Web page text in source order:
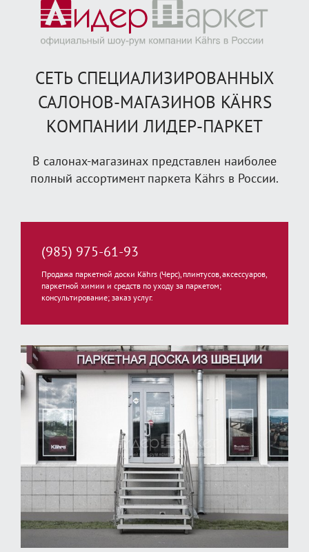
СЕТЬ СПЕЦИАЛИЗИРОВАННЫХ
САЛОНОВ-МАГАЗИНОВ KÄHRS
КОМПАНИИ ЛИДЕР-ПАРКЕТ
В салонах-магазинах представлен наиболее
полный ассортимент паркета Kährs в России.
(985) 975-61-93
Продажа паркетной доски Kährs (Черс), плинтусов, аксессуаров,
паркетной химии и средств по уходу за паркетом;
консультирование; заказ услуг.